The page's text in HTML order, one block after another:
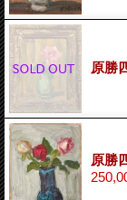
原勝
原勝